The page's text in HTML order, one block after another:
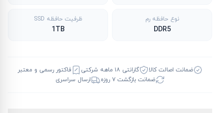
نوع حافظه رم
DDR5
ظرفیت حافظه SSD
1TB
ضمانت اصالت کالا گارانتی ۱۸ ماهه شرکتی
فاکتور رسمی و معتبر
ضمانت بازگشت ۷ روزه
ارسال سراسری